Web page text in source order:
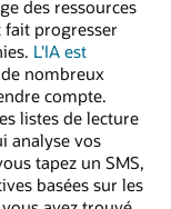
des ressources
fait progresser
L'IA est
nombreux
compte.
listes de lecture
analyse vos
tapez un SMS,
basées sur les